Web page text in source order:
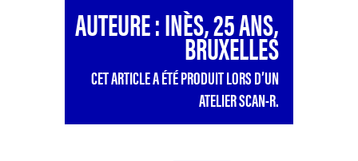
AUTEURE : INÈS, 25 ANS,
BRUXELLES
CET ARTICLE A ÉTÉ PRODUIT LORS D’UN
ATELIER SCAN-R.